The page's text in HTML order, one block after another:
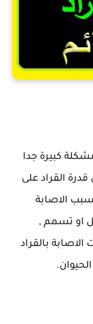
كبيرة جدا
القراد على
الاصابة
او تسمم ,
الاصابة بالقراد